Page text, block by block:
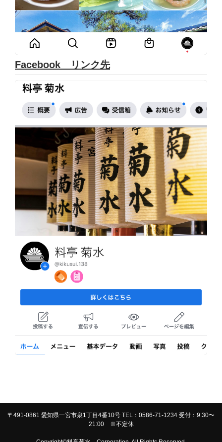
Facebook リンク先
〒491-0861 愛知県一宮市泉1丁目4番10号 TEL：0586-71-1234 受付：9:30〜
21:00 ※不定休